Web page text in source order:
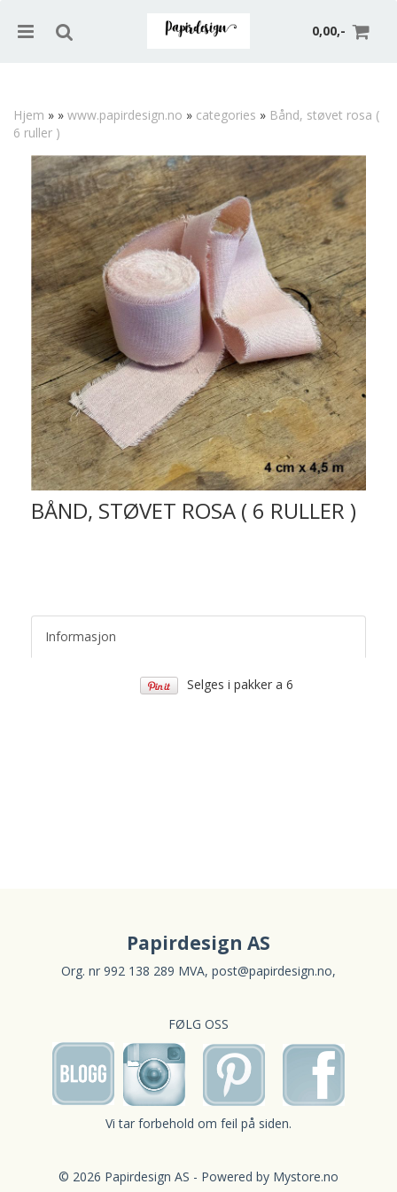
0,00,-
Hjem » » www.papirdesign.no » categories » Bånd, støvet rosa (
6 ruller )
BÅND, STØVET ROSA ( 6 RULLER )
Informasjon
Selges i pakker a 6
Papirdesign AS
Org. nr 992 138 289 MVA, post@papirdesign.no,
FØLG OSS
Vi tar forbehold om feil på siden.
© 2026 Papirdesign AS - Powered by Mystore.no
Trykk ENTER for å søke